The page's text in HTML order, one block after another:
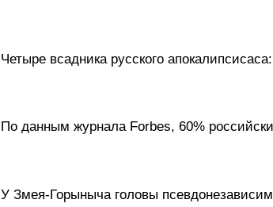
Четыре всадника русского
По данным журнала Forbes, 60%
У Змея-Горыныча головы